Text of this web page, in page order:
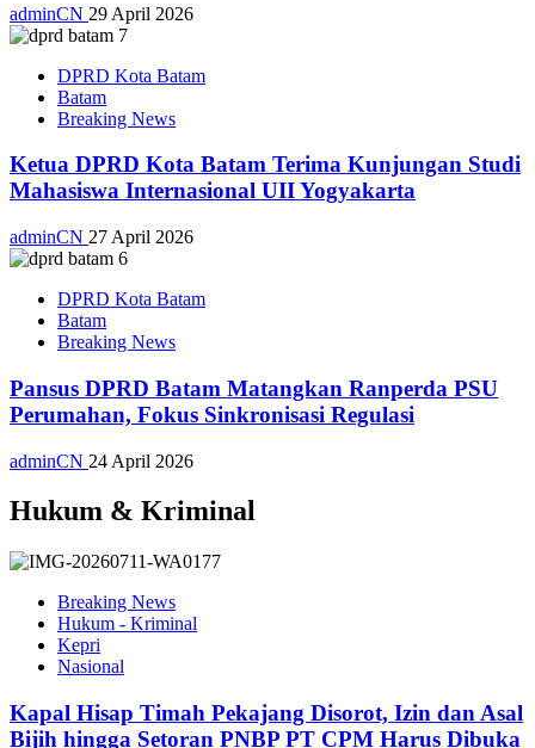
adminCN 29 April 2026
DPRD Kota Batam
Batam
Breaking News
Ketua DPRD Kota Batam Terima Kunjungan Studi
Mahasiswa Internasional UII Yogyakarta
adminCN 27 April 2026
DPRD Kota Batam
Batam
Breaking News
Pansus DPRD Batam Matangkan Ranperda PSU
Perumahan, Fokus Sinkronisasi Regulasi
adminCN 24 April 2026
Hukum & Kriminal
Breaking News
Hukum - Kriminal
Kepri
Nasional
Kapal Hisap Timah Pekajang Disorot, Izin dan Asal
Bijih hingga Setoran PNBP PT CPM Harus Dibuka